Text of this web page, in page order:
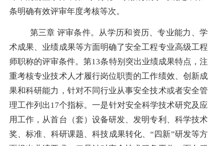
条明确有效评审年度考核等次。
第三章 评审条件。从学历和资历、专业能力、学
术成果、业绩成果等方面明确了安全工程专业高级工程
师职称的评审条件。第13条特别突出业绩成果特点，注
重考核专业技术人才履行岗位职责的工作绩效、创新成
果和科研能力，针对不同行业从事安全技术或者安全管
理工作列出17个指标。一是针对安全科学技术研究及应
用工作，从首台（套）设备研发、发明专利、科学技术
奖、标准、科研课题、科技成果转化、“四新”研发等方